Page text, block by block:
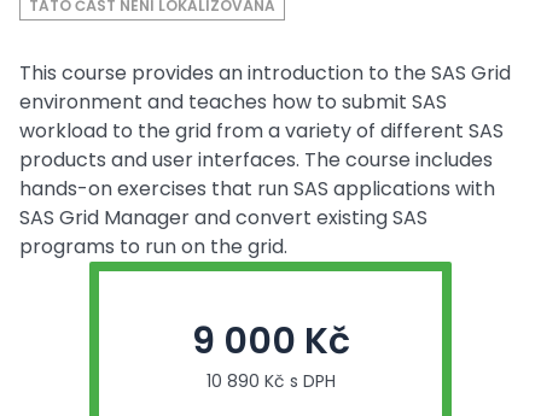
TATO ČÁST NENÍ LOKALIZOVÁNA
This course provides an introduction to the SAS Grid
environment and teaches how to submit SAS
workload to the grid from a variety of different SAS
products and user interfaces. The course includes
hands-on exercises that run SAS applications with
SAS Grid Manager and convert existing SAS
programs to run on the grid.
9 000 Kč
10 890 Kč s DPH